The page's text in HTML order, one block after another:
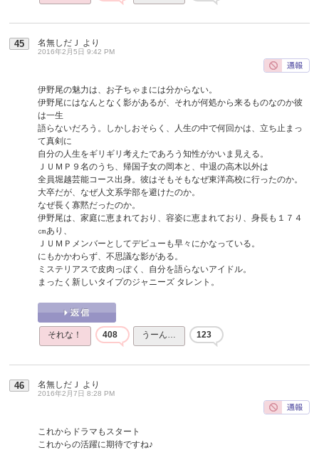
45 名無しだＪ より
2016年2月5日 9:42 PM
伊野尾の魅力は、お子ちゃまには分からない。
伊野尾にはなんとなく影があるが、それが何処から来るものなのか彼
は一生
語らないだろう。しかしおそらく、人生の中で何回かは、立ち止まっ
て真剣に
自分の人生をギリギリ考えたであろう知性がかいま見える。
ＪＵＭＰ９名のうち、帰国子女の岡本と、中退の高木以外は
全員堀越芸能コース出身。彼はそもそもなぜ東洋高校に行ったのか。
大卒だが、なぜ人文系学部を避けたのか。
なぜ長く寡黙だったのか。
伊野尾は、家庭に恵まれており、容姿に恵まれており、身長も１７４
㎝あり、
ＪＵＭＰメンバーとしてデビューも早々にかなっている。
にもかかわらず、不思議な影がある。
ミステリアスで皮肉っぽく、自分を語らないアイドル。
まったく新しいタイプのジャニーズ タレント。
それな！ 408 うーん… 123
46 名無しだＪ より
2016年2月7日 8:28 PM
これからドラマもスタート
これからの活躍に期待ですね♪